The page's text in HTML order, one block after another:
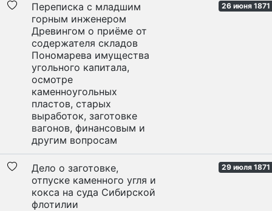
Переписка с младшим
горным инженером
Древингом о приёме от
содержателя складов
Пономарева имущества
угольного капитала,
осмотре
каменноугольных
пластов, старых
выработок, заготовке
вагонов, финансовым и
другим вопросам
26 июня
Дело о заготовке,
отпуске каменного угля и
кокса на суда Сибирской
флотилии
29 июля